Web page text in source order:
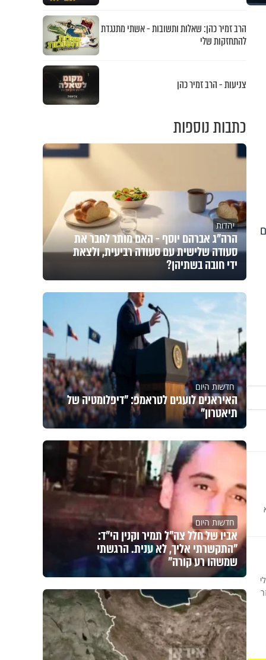
הרב זמיר כהן: שאלות ותשובות - אשתי מתנגדת
להתחזקות שלי
צניעות - הרב זמיר כהן
כתבות נוספות
יהדות
הרה"ג אברהם יוסף - האם מותר לחבר את
סעודה שלישית עם סעודה רביעית, ולצאת
ידי חובה בשתיהן?
חדשות היום
האיראנים לועגים לטראמפ: "דיפלומטיה של
תיאטרון"
חדשות היום
אביו של חלל צה"ל תמיר וקנין הי"ד:
"התקשרתי אליך, לא ענית. הרגשתי
שמשהו רע קורה"